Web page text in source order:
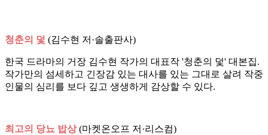
청춘의 덫 (김수현 저·솔출판사)
한국 드라마의 거장 김수현 작가의 대표작 '청춘의 덫' 대본집.
작가만의 섬세하고 긴장감 있는 대사를 있는 그대로 살려 작중
인물의 심리를 보다 깊고 생생하게 감상할 수 있다.
최고의 당뇨 밥상(마켓온오프 저·리스컴)